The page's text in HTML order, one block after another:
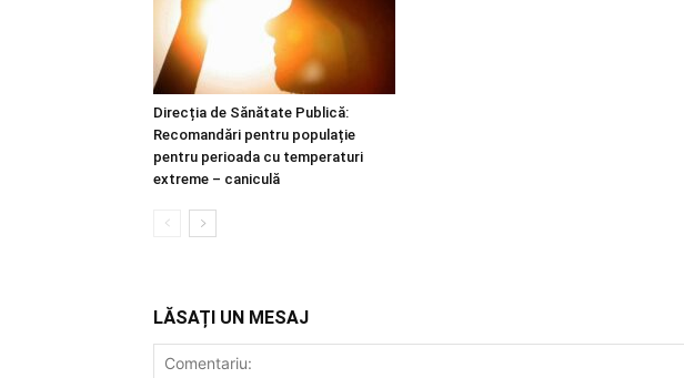
Direcția de Sănătate Publică:
Recomandări pentru populație
pentru perioada cu temperaturi
extreme – caniculă
LĂSAȚI UN MESAJ